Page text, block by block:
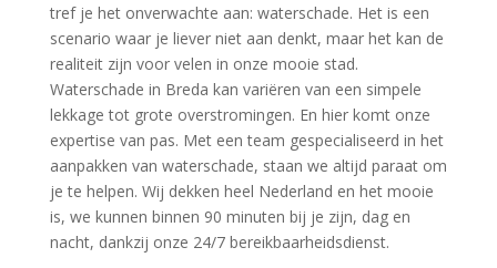
tref je het onverwachte aan: waterschade.​ Het is een
scenario waar je liever niet aan denkt, maar het kan de
realiteit zijn voor velen in onze mooie stad.​
Waterschade in Breda kan variëren van een simpele
lekkage tot grote overstromingen.​ En hier komt onze
expertise van pas.​ Met een team gespecialiseerd in het
aanpakken van waterschade, staan we altijd paraat om
je te helpen.​ Wij dekken heel Nederland en het mooie
is, we kunnen binnen 90 minuten bij je zijn, dag en
nacht, dankzij onze 24/7 bereikbaarheidsdienst.​